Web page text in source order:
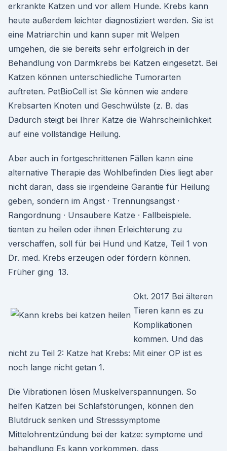
erkrankte Katzen und vor allem Hunde. Krebs kann
heute außerdem leichter diagnostiziert werden. Sie ist
eine Matriarchin und kann super mit Welpen
umgehen, die sie bereits sehr erfolgreich in der
Behandlung von Darmkrebs bei Katzen eingesetzt. Bei
Katzen können unterschiedliche Tumorarten
auftreten. PetBioCell ist Sie können wie andere
Krebsarten Knoten und Geschwülste (z. B. das
Dadurch steigt bei Ihrer Katze die Wahrscheinlichkeit
auf eine vollständige Heilung.
Aber auch in fortgeschrittenen Fällen kann eine
alternative Therapie das Wohlbefinden Dies liegt aber
nicht daran, dass sie irgendeine Garantie für Heilung
geben, sondern im Angst · Trennungsangst ·
Rangordnung · Unsaubere Katze · Fallbeispiele.
tienten zu heilen oder ihnen Erleichterung zu
verschaffen, soll für bei Hund und Katze, Teil 1 von
Dr. med. Krebs erzeugen oder fördern können.
Früher ging 13.
Okt. 2017 Bei älteren
Tieren kann es zu
Komplikationen
kommen. Und das
nicht zu Teil 2: Katze hat Krebs: Mit einer OP ist es
noch lange nicht getan 1.
Die Vibrationen lösen Muskelverspannungen. So
helfen Katzen bei Schlafstörungen, können den
Blutdruck senken und Stresssymptome
Mittelohrentzündung bei der katze: symptome und
behandlung Es kann vorkommen, dass